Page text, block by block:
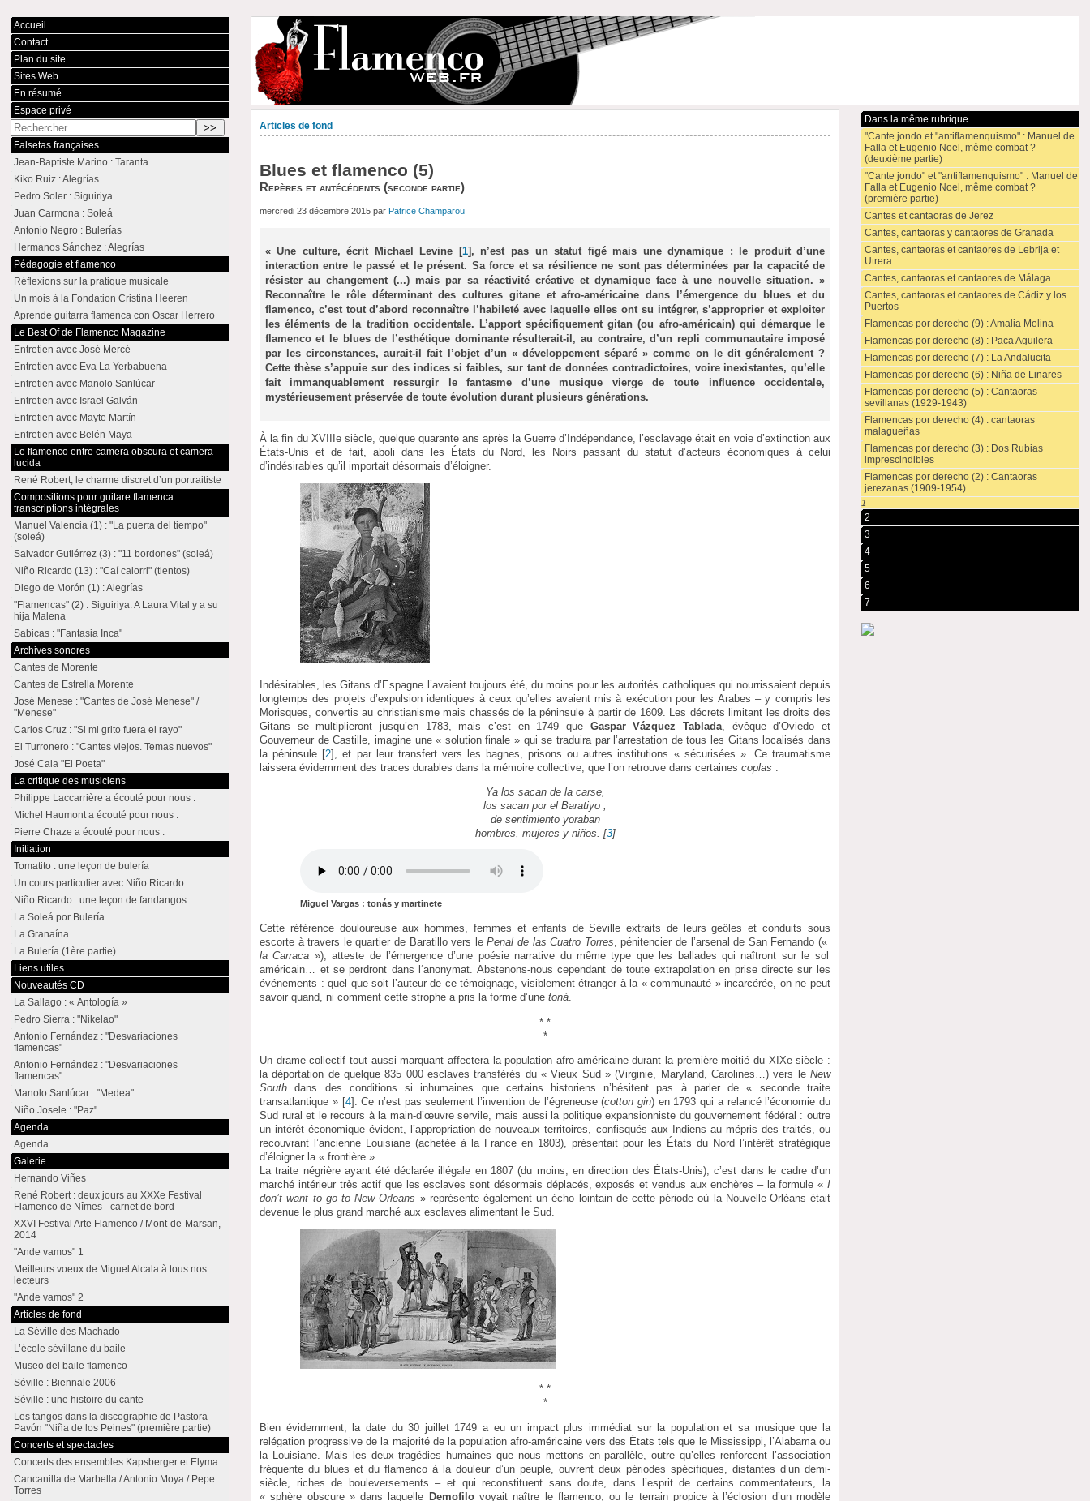
Articles de fond
Blues et flamenco (5)
Repères et antécédents (seconde partie)
mercredi 23 décembre 2015 parPatrice Champarou
« Une culture, écrit Michael Levine [1] , n’est pas un statut figé mais une dynamique : le produit d’une
interaction entre le passé et le présent. Sa force et sa résilience ne sont pas déterminées par la capacité de
résister au changement (...) mais par sa réactivité créative et dynamique face à une nouvelle situation. »
Reconnaître le rôle déterminant des cultures gitane et afro-américaine dans l’émergence du blues et du
flamenco, c’est tout d’abord reconnaître l’habileté avec laquelle elles ont su intégrer, s’approprier et exploiter
les éléments de la tradition occidentale. L’apport spécifiquement gitan (ou afro-américain) qui démarque le
flamenco et le blues de l’esthétique dominante résulterait-il, au contraire, d’un repli communautaire imposé
par les circonstances, aurait-il fait l’objet d’un « développement séparé » comme on le dit généralement ?
Cette thèse s’appuie sur des indices si faibles, sur tant de données contradictoires, voire inexistantes, qu’elle
fait immanquablement ressurgir le fantasme d’une musique vierge de toute influence occidentale,
mystérieusement préservée de toute évolution durant plusieurs générations.
À la fin du XVIIIe siècle, quelque quarante ans après la Guerre d’Indépendance, l’esclavage était en voie d’extinction aux
États-Unis et de fait, aboli dans les États du Nord, les Noirs passant du statut d’acteurs économiques à celui
d’indésirables qu’il importait désormais d’éloigner.
Indésirables, les Gitans d’Espagne l’avaient toujours été, du moins pour les autorités catholiques qui nourrissaient depuis
longtemps des projets d’expulsion identiques à ceux qu’elles avaient mis à exécution pour les Arabes – y compris les
Morisques, convertis au christianisme mais chassés de la péninsule à partir de 1609. Les décrets limitant les droits des
Gitans se multiplieront jusqu’en 1783, mais c’est en 1749 que Gaspar Vázquez Tablada, évêque d’Oviedo et
Gouverneur de Castille, imagine une « solution finale » qui se traduira par l’arrestation de tous les Gitans localisés dans
la péninsule [2] , et par leur transfert vers les bagnes, prisons ou autres institutions « sécurisées ». Ce traumatisme
laissera évidemment des traces durables dans la mémoire collective, que l’on retrouve dans certainescoplas :
Ya los sacan de la carse,
los sacan por el Baratiyo ;
de sentimiento yoraban
hombres, mujeres y niños. [3]
Miguel Vargas : tonás y martinete
Cette référence douloureuse aux hommes, femmes et enfants de Séville extraits de leurs geôles et conduits sous
escorte à travers le quartier de Baratillo vers lePenal de las Cuatro Torres, pénitencier de l’arsenal de San Fernando («
la Carraca »), atteste de l’émergence d’une poésie narrative du même type que les ballades qui naîtront sur le sol
américain… et se perdront dans l‘anonymat. Abstenons-nous cependant de toute extrapolation en prise directe sur les
événements : quel que soit l’auteur de ce témoignage, visiblement étranger à la « communauté » incarcérée, on ne peut
savoir quand, ni comment cette strophe a pris la forme d’unetoná.
* *
*
Un drame collectif tout aussi marquant affectera la population afro-américaine durant la première moitié du XIXe siècle :
la déportation de quelque 835 000 esclaves transférés du « Vieux Sud » (Virginie, Maryland, Carolines…) vers le New
South dans des conditions si inhumaines que certains historiens n’hésitent pas à parler de « seconde traite
transatlantique »[4] . Ce n’est pas seulement l’invention de l’égreneuse (cotton gin) en 1793 qui a relancé l’économie du
Sud rural et le recours à la main-d’œuvre servile, mais aussi la politique expansionniste du gouvernement fédéral : outre
un intérêt économique évident, l’appropriation de nouveaux territoires, confisqués aux Indiens au mépris des traités, ou
recouvrant l’ancienne Louisiane (achetée à la France en 1803), présentait pour les États du Nord l’intérêt stratégique
d’éloigner la « frontière ».
La traite négrière ayant été déclarée illégale en 1807 (du moins, en direction des États-Unis), c’est dans le cadre d’un
marché intérieur très actif que les esclaves sont désormais déplacés, exposés et vendus aux enchères – la formule « I
don’t want to go to New Orleans » représente également un écho lointain de cette période où la Nouvelle-Orléans était
devenue le plus grand marché aux esclaves alimentant le Sud.
* *
*
Bien évidemment, la date du 30 juillet 1749 a eu un impact plus immédiat sur la population et sa musique que la
relégation progressive de la majorité de la population afro-américaine vers des États tels que le Mississippi, l’Alabama ou
la Louisiane. Mais les deux tragédies humaines que nous mettons en parallèle, outre qu’elles renforcent l’association
fréquente du blues et du flamenco à la douleur d’un peuple, ouvrent deux périodes spécifiques, distantes d’un demi-
siècle, riches de bouleversements – et qui reconstituent sans doute, dans l’esprit de certains commentateurs, la
« sphère obscure » dans laquelle Demofilovoyait naître le flamenco, ou le terrain propice à l’éclosion d’un modèle
Dans la même rubrique
"Cante jondo et "antiflamenquismo" : Manuel de
Falla et Eugenio Noel, même combat ?
(deuxième partie)
"Cante jondo" et "antiflamenquismo" : Manuel de
Falla et Eugenio Noel, même combat ?
(première partie)
Cantes et cantaoras de Jerez
Cantes, cantaoras y cantaores de Granada
Cantes, cantaoras et cantaores de Lebrija et
Utrera
Cantes, cantaoras et cantaores de Málaga
Cantes, cantaoras et cantaores de Cádiz y los
Puertos
Flamencas por derecho (9) : Amalia Molina
Flamencas por derecho (8) : Paca Aguilera
Flamencas por derecho (7) : La Andalucita
Flamencas por derecho (6) : Niña de Linares
Flamencas por derecho (5) : Cantaoras
sevillanas (1929-1943)
Flamencas por derecho (4) : cantaoras
malagueñas
Flamencas por derecho (3) : Dos Rubias
imprescindibles
Flamencas por derecho (2) : Cantaoras
jerezanas (1909-1954)
1
2
3
4
5
6
7
Accueil
Contact
Plan du site
Sites Web
En résumé
Espace privé
Falsetas françaises
Jean-Baptiste Marino : Taranta
Kiko Ruiz : Alegrías
Pedro Soler : Siguiriya
Juan Carmona : Soleá
Antonio Negro : Bulerías
Hermanos Sánchez : Alegrías
Pédagogie et flamenco
Réflexions sur la pratique musicale
Un mois à la Fondation Cristina Heeren
Aprende guitarra flamenca con Oscar Herrero
Le Best Of de Flamenco Magazine
Entretien avec José Mercé
Entretien avec Eva La Yerbabuena
Entretien avec Manolo Sanlúcar
Entretien avec Israel Galván
Entretien avec Mayte Martín
Entretien avec Belén Maya
Le flamenco entre camera obscura et camera
lucida
René Robert, le charme discret d’un portraitiste
Compositions pour guitare flamenca :
transcriptions intégrales
Manuel Valencia (1) : "La puerta del tiempo"
(soleá)
Salvador Gutiérrez (3) : "11 bordones" (soleá)
Niño Ricardo (13) : "Caí calorri" (tientos)
Diego de Morón (1) : Alegrías
"Flamencas" (2) : Siguiriya. A Laura Vital y a su
hija Malena
Sabicas : "Fantasia Inca"
Archives sonores
Cantes de Morente
Cantes de Estrella Morente
José Menese : "Cantes de José Menese" /
"Menese"
Carlos Cruz : "Si mi grito fuera el rayo"
El Turronero : "Cantes viejos. Temas nuevos"
José Cala "El Poeta"
La critique des musiciens
Philippe Laccarrière a écouté pour nous :
Michel Haumont a écouté pour nous :
Pierre Chaze a écouté pour nous :
Initiation
Tomatito : une leçon de bulería
Un cours particulier avec Niño Ricardo
Niño Ricardo : une leçon de fandangos
La Soleá por Bulería
La Granaína
La Bulería (1ère partie)
Liens utiles
Nouveautés CD
La Sallago : « Antología »
Pedro Sierra : "Nikelao"
Antonio Fernández : "Desvariaciones
flamencas"
Antonio Fernández : "Desvariaciones
flamencas"
Manolo Sanlúcar : "Medea"
Niño Josele : "Paz"
Agenda
Agenda
Galerie
Hernando Viñes
René Robert : deux jours au XXXe Festival
Flamenco de Nîmes - carnet de bord
XXVI Festival Arte Flamenco / Mont-de-Marsan,
2014
"Ande vamos" 1
Meilleurs voeux de Miguel Alcala à tous nos
lecteurs
"Ande vamos" 2
Articles de fond
La Séville des Machado
L’école sévillane du baile
Museo del baile flamenco
Séville : Biennale 2006
Séville : une histoire du cante
Les tangos dans la discographie de Pastora
Pavón "Niña de los Peines" (première partie)
Concerts et spectacles
Concerts des ensembles Kapsberger et Elyma
Cancanilla de Marbella / Antonio Moya / Pepe
Torres